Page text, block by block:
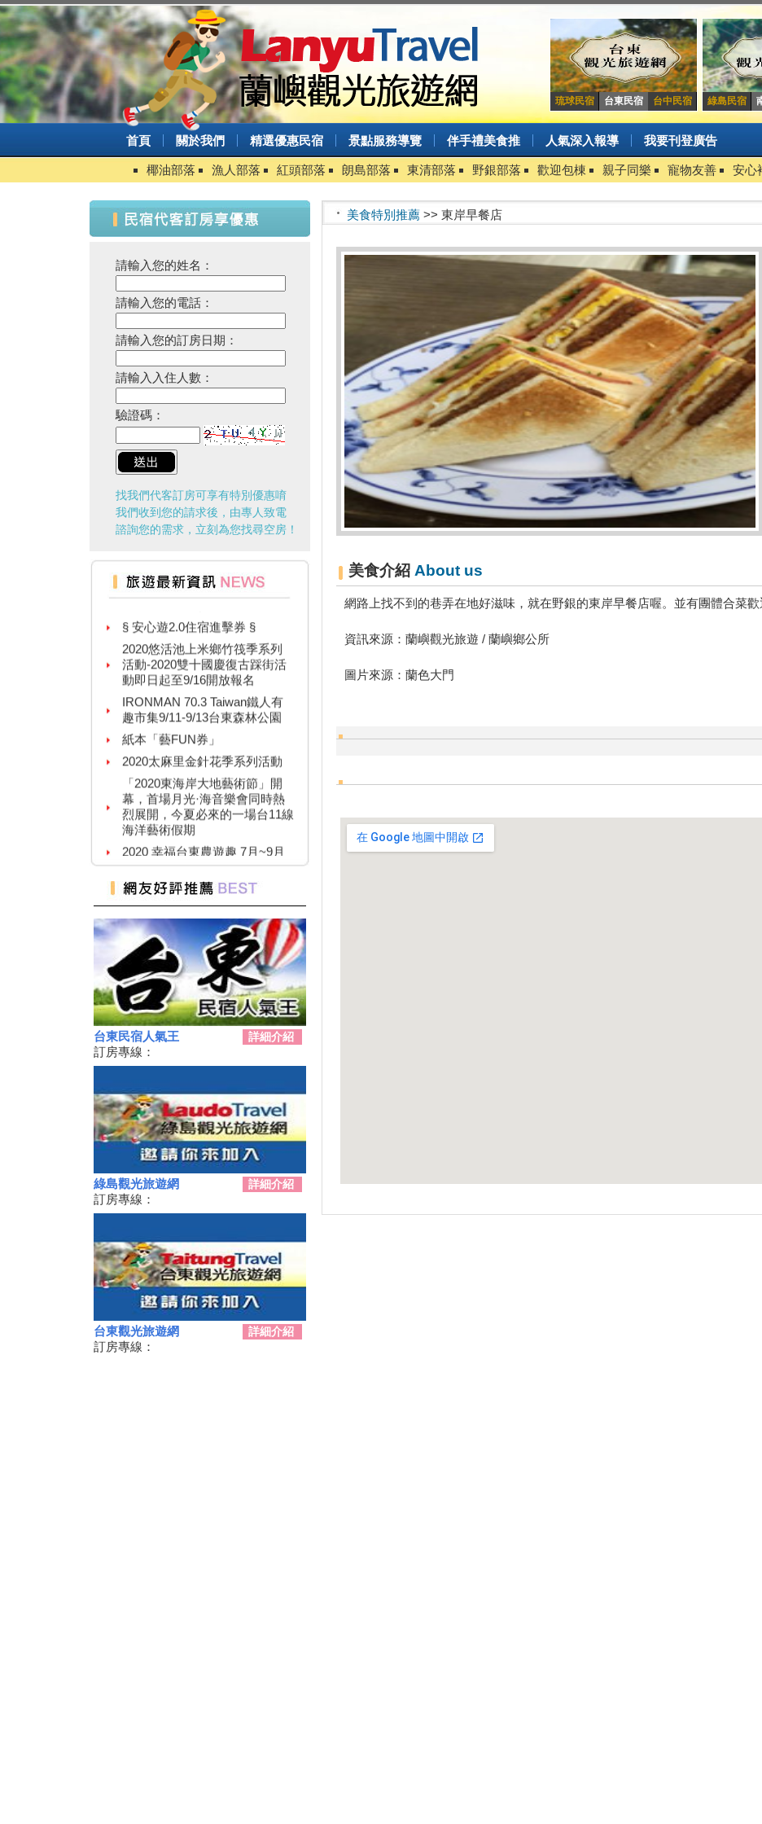
琉球民宿 台東民宿 台中民宿 綠島民宿
首頁 關於我們 精選優惠民宿 景點服務導覽 伴手禮美食推 人氣深入報導 我要刊登廣告
椰油部落 漁人部落 紅頭部落 朗島部落 東清部落 野銀部落 歡迎包棟 親子同樂 寵物友善 安心
請輸入您的姓名：
請輸入您的電話：
請輸入您的訂房日期：
請輸入入住人數：
驗證碼：
找我們代客訂房可享有特別優惠唷
我們收到您的請求後，由專人致電
諮詢您的需求，立刻為您找尋空房！
台灣百大景點推薦，集章還有限
量小禮物可以拿
2020悠活池上米鄉竹筏季系列
活動-2020雙十國慶復古踩街活
動即日起至9/16開放報名
IRONMAN 70.3 Taiwan鐵人有
趣市集9/11-9/13台東森林公園
紙本「藝FUN券」
2020太麻里金針花季系列活動
「2020東海岸大地藝術節」開
幕，首場月光·海音樂會同時熱
烈展開，今夏必來的一場台11線
海洋藝術假期
2020 幸福台東農遊趣 7月~9月
109年關山親水公園夏日野FUN
暑假必衝！ 全台「七月活動懶
年華充滿活力
2019擴大國旅秋冬住宿優惠活
2019擴大國旅秋冬夜市抵用卷
優惠活動
2019延鹿東驅音樂祭
單車騎遊聽風看海，體驗台灣燈
塔極點濱海小鎮風貌 一起Light
2019月光．海音樂會「潮騷之
歌」場次日期與表演名單
交通部觀光局建置之「單車環島
遊台灣國際入口網站Taiwan on
2 Wheels」
迎曙光、賞鯨豚、嚐海味，商業
獅邀您一起來「成功」
月13日起卑南遊客中心展現下賓
朗部落樂舞
2019台東美麗花海！賞金針
花、賞紅藜 & 太麻里交通周邊
景點攻略
最美「多良火車站」 貼心設施
變多了
台東民宿人氣王 詳細介紹
訂房專線：
綠島觀光旅遊網 詳細介紹
訂房專線：
台東觀光旅遊網 詳細介紹
訂房專線：
美食特別推薦>> 東岸早餐店
美食介紹About us
網路上找不到的巷弄在地好滋味，就在野銀的東岸早餐店喔。並有團體合菜歡
資訊來源：蘭嶼觀光旅遊 / 蘭嶼鄉公所
圖片來源：蘭色大門